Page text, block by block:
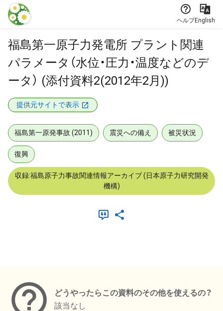
本文に飛ぶ
ヘルプEnglish
福島第一原子力発電所 プラント関連
パラメータ（水位・圧力・温度などのデ
ータ） (添付資料2(2012年2月))
提供元サイトで表示
福島第一原発事故 (2011) 震災への備え 被災状況
復興
収録:福島原子力事故関連情報アーカイブ (日本原子力研究開発
機構)
どうやったらこの資料のその他を使えるの？
該当なし